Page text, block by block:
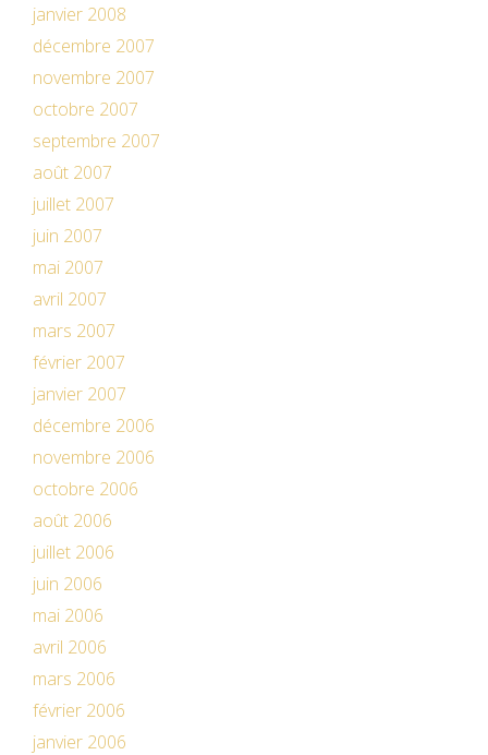
janvier 2008
décembre 2007
novembre 2007
octobre 2007
septembre 2007
août 2007
juillet 2007
juin 2007
mai 2007
avril 2007
mars 2007
février 2007
janvier 2007
décembre 2006
novembre 2006
octobre 2006
août 2006
juillet 2006
juin 2006
mai 2006
avril 2006
mars 2006
février 2006
janvier 2006